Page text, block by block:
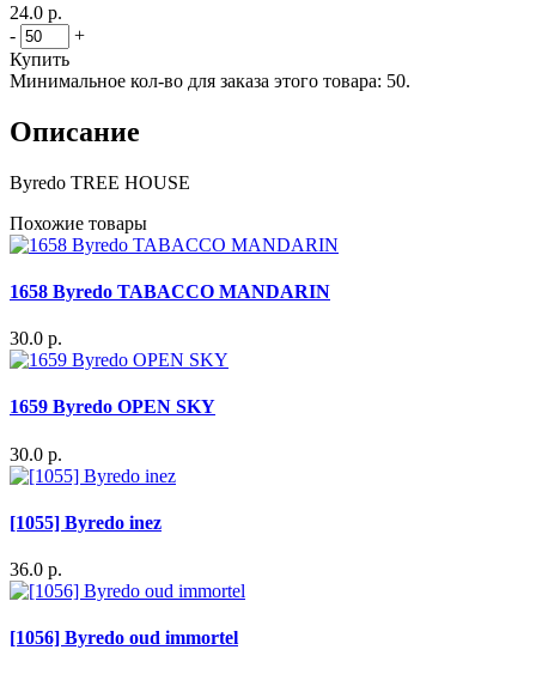
24.0 р.
-
+
Купить
Минимальное кол-во для заказа этого товара: 50.
Описание
Byredo TREE HOUSE
Похожие товары
1658 Byredo TABACCO MANDARIN
30.0 р.
1659 Byredo OPEN SKY
30.0 р.
[1055] Byredo inez
36.0 р.
[1056] Byredo oud immortel